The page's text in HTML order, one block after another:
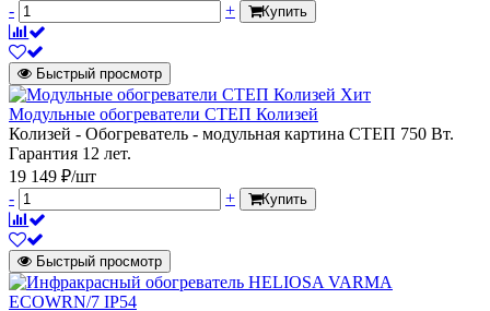
-
+ Купить
Быстрый просмотр
Хит
Модульные обогреватели СТЕП Колизей
Колизей - Обогреватель - модульная картина СТЕП 750 Вт.
Гарантия 12 лет.
19 149 ₽/шт
-
+ Купить
Быстрый просмотр